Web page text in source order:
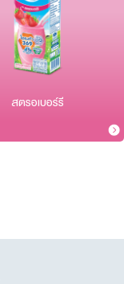
สตรอเบอร์รี